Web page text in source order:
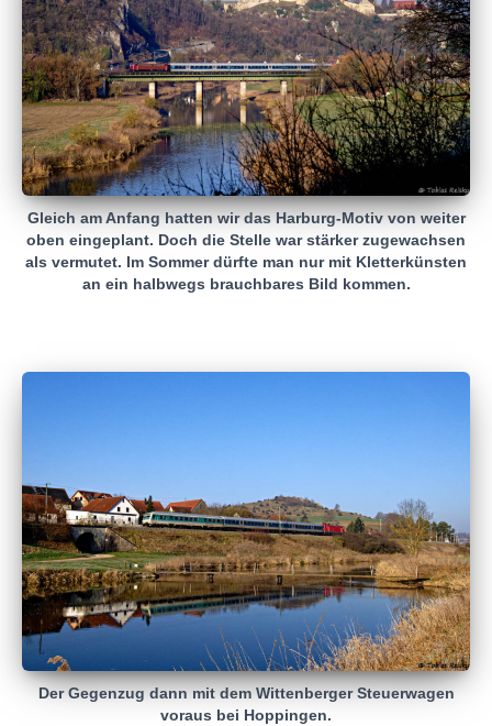
Gleich am Anfang hatten wir das Harburg-Motiv von weiter
oben eingeplant. Doch die Stelle war stärker zugewachsen
als vermutet. Im Sommer dürfte man nur mit Kletterkünsten
an ein halbwegs brauchbares Bild kommen.
Der Gegenzug dann mit dem Wittenberger Steuerwagen
voraus bei Hoppingen.